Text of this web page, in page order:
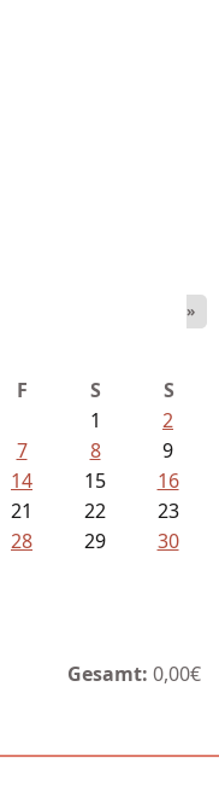
»
F S
S
1
2
7 8
9
14 15
16
21 22
23
28 29
30
Gesamt: 0,00€